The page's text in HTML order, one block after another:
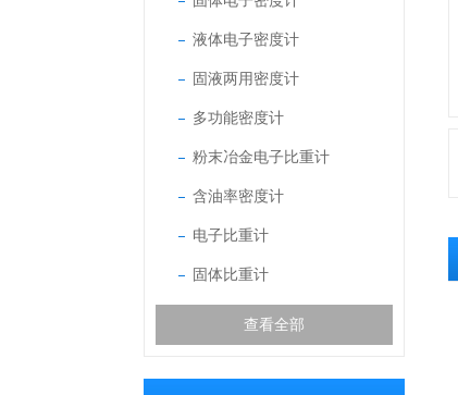
液体电子密度计
固液两用密度计
多功能密度计
粉末冶金电子比重计
含油率密度计
电子比重计
固体比重计
查看全部